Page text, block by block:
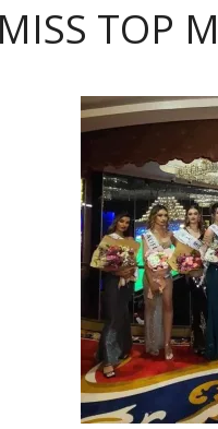
TOP
– модна ревија